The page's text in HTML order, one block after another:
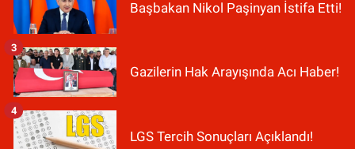
Başbakan Nikol Paşinyan İstifa Etti!
Gazilerin Hak Arayışında Acı Haber!
3
LGS Tercih Sonuçları Açıklandı!
4